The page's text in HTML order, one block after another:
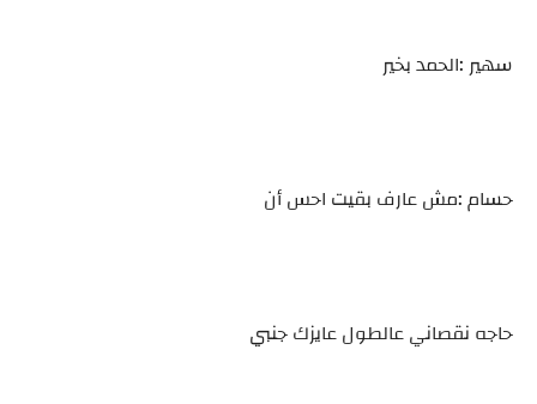
سهير :الحمد بخير
حسام :مش عارف بقيت احس أن
حاجه نقصاني عالطول عايزك جنبي